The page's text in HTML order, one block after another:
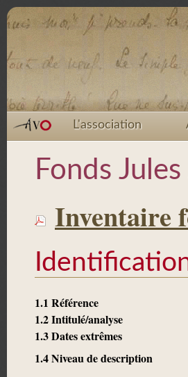
L'association
Fonds
Inventaire
1.1 Référence
1.2 Intitulé/analyse
1.3 Dates extrêmes
1.4 Niveau de description